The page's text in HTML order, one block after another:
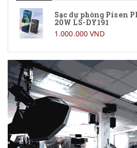
Sạc dự phòng Pisen
20W LS-DY191
1.000.000 VND